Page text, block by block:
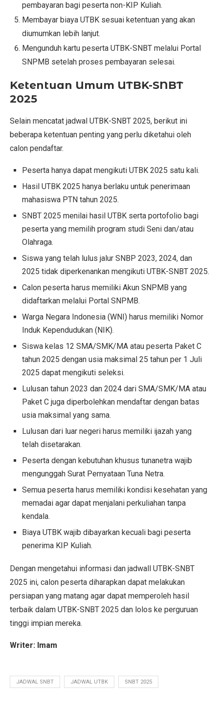
pembayaran bagi peserta non-KIP Kuliah.
Membayar biaya UTBK sesuai ketentuan yang akan
diumumkan lebih lanjut.
Mengunduh kartu peserta UTBK-SNBT melalui Portal
SNPMB setelah proses pembayaran selesai.
Ketentuan Umum UTBK-SNBT
2025
Selain mencatat jadwal UTBK-SNBT 2025, berikut ini
beberapa ketentuan penting yang perlu diketahui oleh
calon pendaftar.
Peserta hanya dapat mengikuti UTBK 2025 satu kali.
Hasil UTBK 2025 hanya berlaku untuk penerimaan
mahasiswa PTN tahun 2025.
SNBT 2025 menilai hasil UTBK serta portofolio bagi
peserta yang memilih program studi Seni dan/atau
Olahraga.
Siswa yang telah lulus jalur SNBP 2023, 2024, dan
2025 tidak diperkenankan mengikuti UTBK-SNBT 2025.
Calon peserta harus memiliki Akun SNPMB yang
didaftarkan melalui Portal SNPMB.
Warga Negara Indonesia (WNI) harus memiliki Nomor
Induk Kependudukan (NIK).
Siswa kelas 12 SMA/SMK/MA atau peserta Paket C
tahun 2025 dengan usia maksimal 25 tahun per 1 Juli
2025 dapat mengikuti seleksi.
Lulusan tahun 2023 dan 2024 dari SMA/SMK/MA atau
Paket C juga diperbolehkan mendaftar dengan batas
usia maksimal yang sama.
Lulusan dari luar negeri harus memiliki ijazah yang
telah disetarakan.
Peserta dengan kebutuhan khusus tunanetra wajib
mengunggah Surat Pernyataan Tuna Netra.
Semua peserta harus memiliki kondisi kesehatan yang
memadai agar dapat menjalani perkuliahan tanpa
kendala.
Biaya UTBK wajib dibayarkan kecuali bagi peserta
penerima KIP Kuliah.
Dengan mengetahui informasi dan jadwall UTBK-SNBT
2025 ini, calon peserta diharapkan dapat melakukan
persiapan yang matang agar dapat memperoleh hasil
terbaik dalam UTBK-SNBT 2025 dan lolos ke perguruan
tinggi impian mereka.
Writer: Imam
JADWAL SNBT JADWAL UTBK SNBT 2025